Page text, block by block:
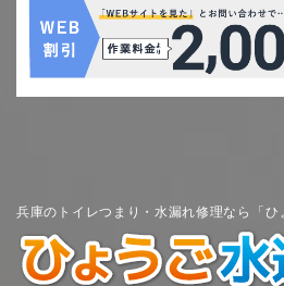
兵庫のトイレつまり・水漏れ修理なら「ひ